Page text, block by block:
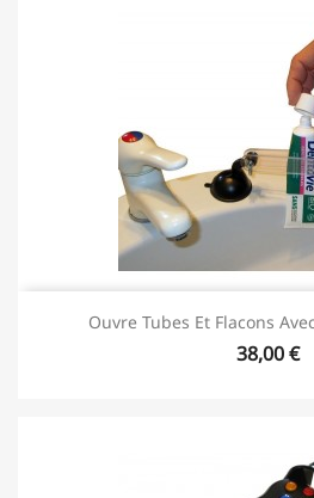
Ouvre Tubes Et Flacons
38,00 €